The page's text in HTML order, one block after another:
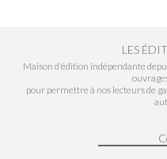
LES
Maison d'édition indépendante
pour permettre à nos lecteurs de